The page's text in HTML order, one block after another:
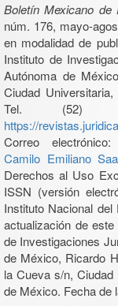
Boletín Mexicano de
núm. 176, mayo-
en modalidad de
Instituto de
Autónoma de
Ciudad
Tel.
https://
Correo electrónico:
Camilo Emiliano
Derechos al Uso
ISSN (versión
Instituto Nacional
actualización de
de Investigaciones
de México, Ricardo
la Cueva s/n,
de México. Fecha de